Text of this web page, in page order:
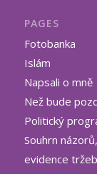
PAGES
Fotobanka
Islám
Napsali o mně
Než bude
Politický
Souhrn
evidence tržeb